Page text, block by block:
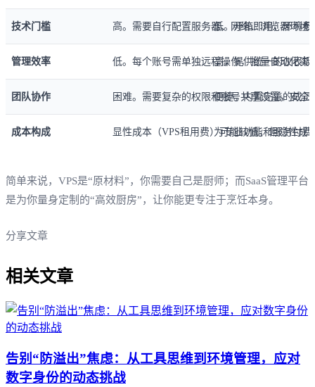
技术门槛 高。需要自行配置服务器、网络、浏览器环境
低。开箱即用，环境
管理效率 低。每个账号需单独远程操作，批量自动化实
高。提供统一的仪表
团队协作 困难。需要复杂的权限和账号共享设置，安全
便捷。内置完善的成
成本构成 显性成本（VPS租用费）可能较低，但隐性成
为专业功能和服务付
简单来说，VPS是“原材料”，你需要自己是厨师；而SaaS管理平台
是为你量身定制的“高效厨房”，让你能更专注于烹饪本身。
分享文章
相关文章
告别“防溢出”焦虑：从工具思维到环境管理，应对
数字身份的动态挑战